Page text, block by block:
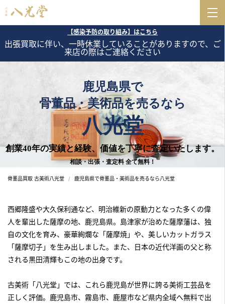
【感染予防の取り組み】はこちら
出張買取に伴い、一時休業していることがありますので、ご
来店の際はご連絡ください
鹿児島県で
骨董品・美術品を売るなら
八光堂
創業40年の実績と経験、価値を丁寧に査定いたします。
相談・出張・査定料 全て無料！
骨董品買取 古美術八光堂 鹿児島県で骨董品・美術品を売るなら八光堂
西郷隆盛や大久保利通など、明治維新の原動力となった多くの偉
人を輩出した薩摩の地、鹿児島県。島津家が治めた薩摩藩は、独
自の文化を育み、豪華絢爛な「薩摩焼」や、美しいカットガラス
「薩摩切子」を生み出しました。また、日本の近代洋画の父と称
される黒田清輝もこの地の出身です。
古美術「八光堂」では、これら鹿児島が世界に誇る美術工芸品を
正しく評価。鹿児島市、霧島市、鹿屋市など県内全域へ無料で出